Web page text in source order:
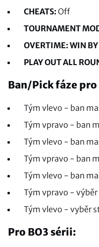
CHEATS: Off
TOURNAMENT
OVERTIME: WIN
PLAY OUT ALL
Ban/Pick fáze pro
Tým vlevo - ban
Tým vpravo - ban
Tým vlevo - ban
Tým vpravo - ban
Tým vlevo - ban
Tým vpravo - výběr
Tým vlevo - vyběr
Pro BO3 sérii: